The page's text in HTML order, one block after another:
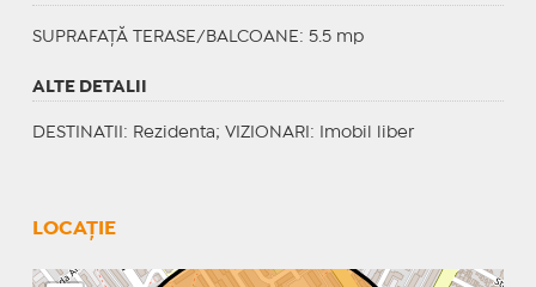
SUPRAFAȚĂ TERASE/BALCOANE: 5.5 mp
ALTE DETALII
DESTINATII : Rezidenta; VIZIONARI : Imobil liber
LOCAȚIE